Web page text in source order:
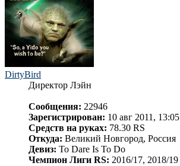
DirtyBird
Директор Лэйн
Сообщения: 22946
Зарегистрирован: 10 авг 2011, 13:05
Средств на руках: 78.30 RS
Откуда: Великий Новгород, Россия
Девиз: To Dare Is To Do
Чемпион Лиги RS: 2016/17, 2018/19